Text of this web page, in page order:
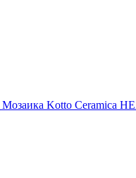
Мозаика Kotto Ceramica